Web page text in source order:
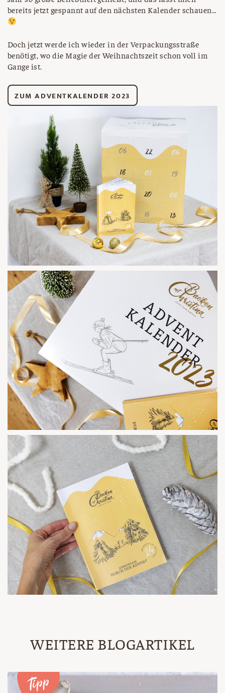
bereits jetzt gespannt auf den nächsten Kalender schauen…
Doch jetzt werde ich wieder in der Verpackungsstraße
benötigt, wo die Magie der Weihnachtszeit schon voll im
Gange ist.
ZUM ADVENTKALENDER 2023
WEITERE BLOGARTIKEL